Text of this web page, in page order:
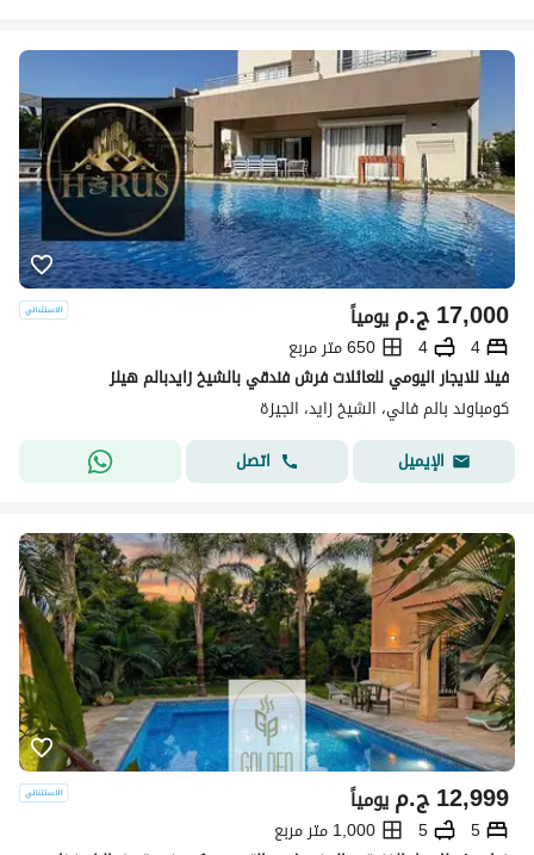
ج.م17,000 يومياً
4
4
650 متر مربع
فيلا للايجار اليومي للعائلات فرش فندقي بالشيخ زايدبالم هيلز
كومباوند بالم فالي، الشيخ زايد، الجيزة
الإيميل
اتصل
ج.م12,999 يومياً
5
5
1,000 متر مربع